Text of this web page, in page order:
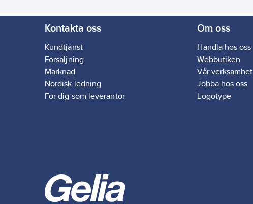
Kontakta oss
Kundtjänst
Försäljning
Marknad
Nordisk ledning
För dig som leverantör
Om oss
Handla hos oss
Webbutiken
Vår verksamhet
Jobba hos oss
Logotype